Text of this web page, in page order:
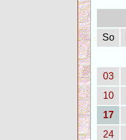
So
03
10
17
24